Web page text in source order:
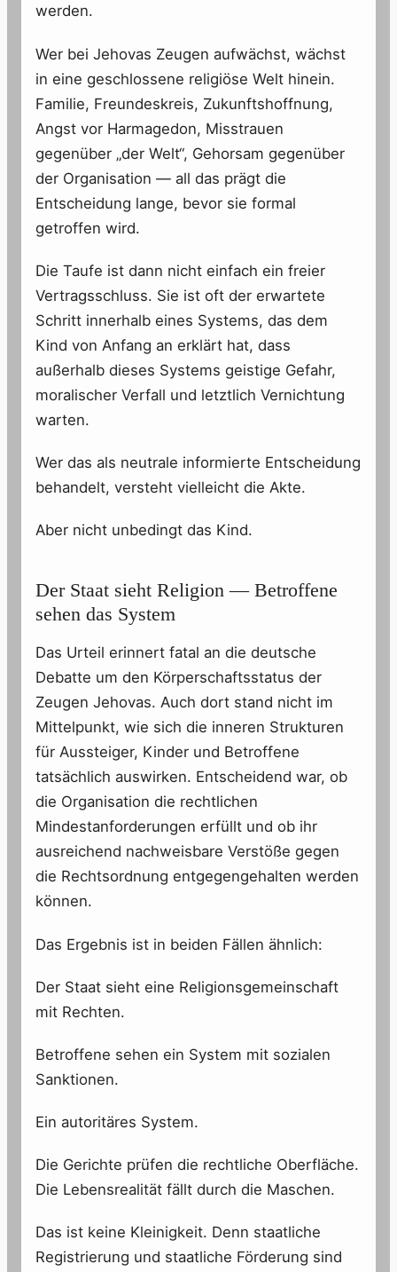
werden.
Wer bei Jehovas Zeugen aufwächst, wächst
in eine geschlossene religiöse Welt hinein.
Familie, Freundeskreis, Zukunftshoffnung,
Angst vor Harmagedon, Misstrauen
gegenüber „der Welt“, Gehorsam gegenüber
der Organisation — all das prägt die
Entscheidung lange, bevor sie formal
getroffen wird.
Die Taufe ist dann nicht einfach ein freier
Vertragsschluss. Sie ist oft der erwartete
Schritt innerhalb eines Systems, das dem
Kind von Anfang an erklärt hat, dass
außerhalb dieses Systems geistige Gefahr,
moralischer Verfall und letztlich Vernichtung
warten.
Wer das als neutrale informierte Entscheidung
behandelt, versteht vielleicht die Akte.
Aber nicht unbedingt das Kind.
Der Staat sieht Religion — Betroffene
sehen das System
Das Urteil erinnert fatal an die deutsche
Debatte um den Körperschaftsstatus der
Zeugen Jehovas. Auch dort stand nicht im
Mittelpunkt, wie sich die inneren Strukturen
für Aussteiger, Kinder und Betroffene
tatsächlich auswirken. Entscheidend war, ob
die Organisation die rechtlichen
Mindestanforderungen erfüllt und ob ihr
ausreichend nachweisbare Verstöße gegen
die Rechtsordnung entgegengehalten werden
können.
Das Ergebnis ist in beiden Fällen ähnlich:
Der Staat sieht eine Religionsgemeinschaft
mit Rechten.
Betroffene sehen ein System mit sozialen
Sanktionen.
Ein autoritäres System.
Die Gerichte prüfen die rechtliche Oberfläche.
Die Lebensrealität fällt durch die Maschen.
Das ist keine Kleinigkeit. Denn staatliche
Registrierung und staatliche Förderung sind